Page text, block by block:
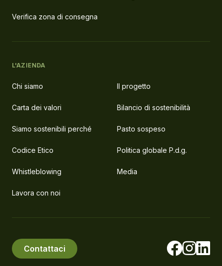
Verifica zona di consegna
L'AZIENDA
Chi siamo Il progetto
Carta dei valori Bilancio di sostenibilità
Siamo sostenibili perché Pasto sospeso
Codice Etico Politica globale P.d.g.
Whistleblowing Media
Lavora con noi
Contattaci